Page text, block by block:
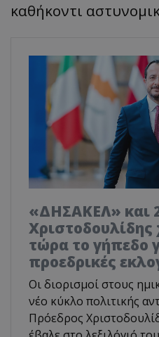
καθήκοντι
«ΔΗΣΑΚΕΛ» και
Χριστοδουλίδης
τώρα το γήπεδο
προεδρικές
Οι διορισμοί στους
νέο κύκλο πολιτικής
Πρόεδρος